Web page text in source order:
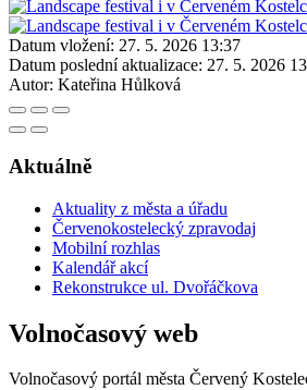
Datum vložení: 27. 5. 2026 13:37
Datum poslední aktualizace: 27. 5. 2026
Autor: Kateřina Hůlková
Aktuálně
Aktuality z města a úřadu
Červenokostelecký zpravodaj
Mobilní rozhlas
Kalendář akcí
Rekonstrukce ul. Dvořáčkova
Volnočasový web
Volnočasový portál města Červený